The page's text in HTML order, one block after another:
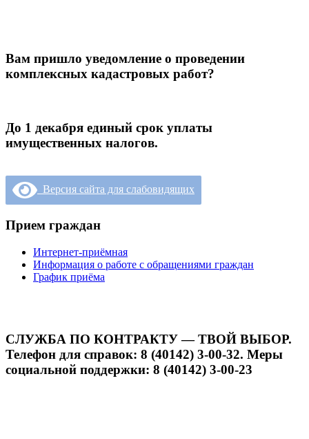
Вам пришло уведомление о проведении
комплексных кадастровых работ?
До 1 декабря единый срок уплаты
имущественных налогов.
Версия сайта для слабовидящих
Прием граждан
Интернет-приёмная
Информация о работе с обращениями граждан
График приёма
СЛУЖБА ПО КОНТРАКТУ — ТВОЙ ВЫБОР.
Телефон для справок: 8 (40142) 3-00-32. Меры
социальной поддержки: 8 (40142) 3-00-23